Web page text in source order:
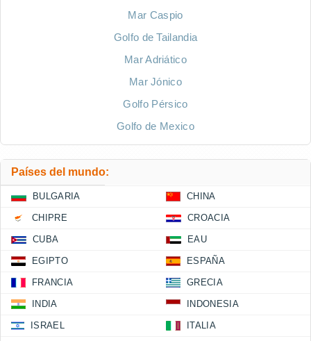
Mar Caspio
Golfo de Tailandia
Mar Adriático
Mar Jónico
Golfo Pérsico
Golfo de Mexico
Países del mundo:
BULGARIA CHINA
CHIPRE CROACIA
CUBA EAU
EGIPTO ESPAÑA
FRANCIA GRECIA
INDIA INDONESIA
ISRAEL ITALIA